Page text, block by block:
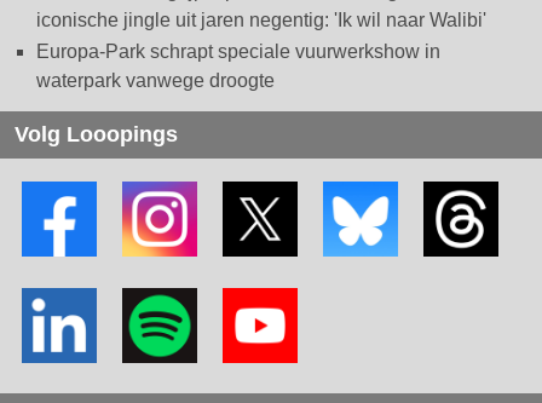
iconische jingle uit jaren negentig: 'Ik wil naar Walibi'
Europa-Park schrapt speciale vuurwerkshow in
waterpark vanwege droogte
Volg Looopings